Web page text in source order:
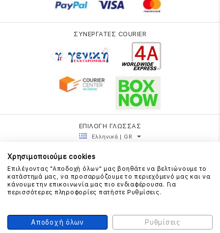
ΣΥΝΕΡΓΑΤΕΣ COURIER
ΕΠΙΛΟΓΗ ΓΛΩΣΣΑΣ
Ελληνικά | GR
COPYRIGHT 2026 FRATELLI PETRIDI - DESIGN BY COMMA
- POWERED BY
Χρησιμοποιούμε cookies
Επιλέγοντας "Αποδοχή όλων" μας βοηθάτε να βελτιώνουμε το
κατάστημά μας, να προσαρμόζουμε το περιεχόμενό μας και να
κάνουμε την επικοινωνία μας πιο ενδιαφέρουσα. Για
περισσότερες πληροφορίες πατήστε Ρυθμίσεις.
Αποδοχή όλων Ρυθμίσεις